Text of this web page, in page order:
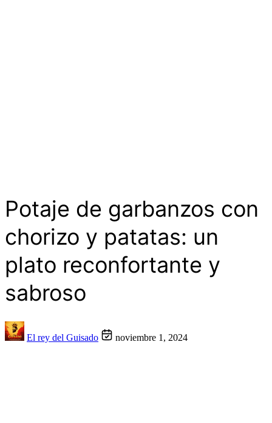
Potaje de garbanzos con
chorizo y patatas: un
plato reconfortante y
sabroso
El rey del Guisado noviembre 1, 2024